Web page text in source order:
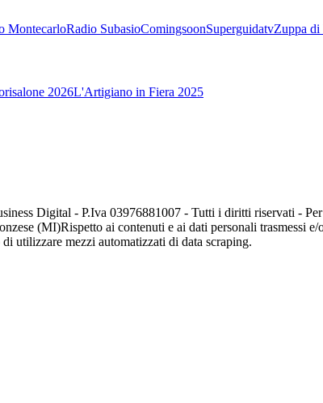
MontecarloRadio SubasioComingsoonSuperguidatvZuppa di
2026L'Artigiano in Fiera 2025
Digital - P.Iva 03976881007 - Tutti i diritti riservati -
(MI)Rispetto ai contenuti e ai dati personali trasmessi
utilizzare mezzi automatizzati di data scraping.